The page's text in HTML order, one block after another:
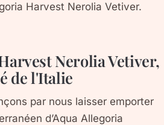
Harvest Nerolia Vetiver.
Nerolia Vetiver,
de l'Italie
par nous laisser emporter
d’Aqua Allegoria